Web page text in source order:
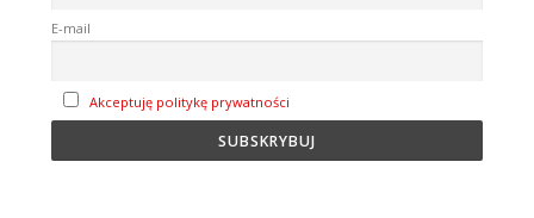
E-mail
Akceptuję politykę prywatności